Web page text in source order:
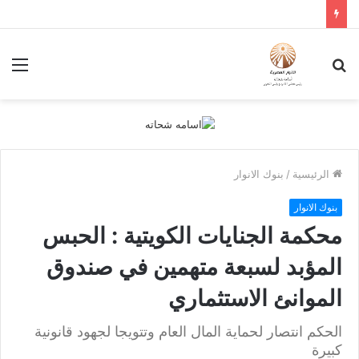
الرئيسية / بنوك الانوار
بنوك الانوار
محكمة الجنايات الكويتية : الحبس
المؤبد لسبعة متهمين في صندوق
الموانئ الاستثماري
الحكم انتصار لحماية المال العام وتتويجا لجهود قانونية
كبيرة